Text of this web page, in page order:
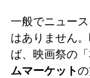
一般でニュー
はありません
ば、映画祭の
ムマーケット